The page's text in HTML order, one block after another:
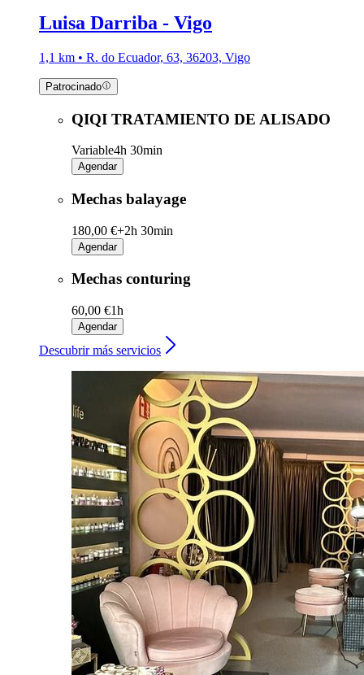
Luisa Darriba - Vigo
1,1 km • R. do Ecuador, 63, 36203, Vigo
Patrocinado
QIQI TRATAMIENTO DE ALISADO
Variable4h 30min
Agendar
Mechas balayage
180,00 €+2h 30min
Agendar
Mechas conturing
60,00 €1h
Agendar
Descubrir más servicios